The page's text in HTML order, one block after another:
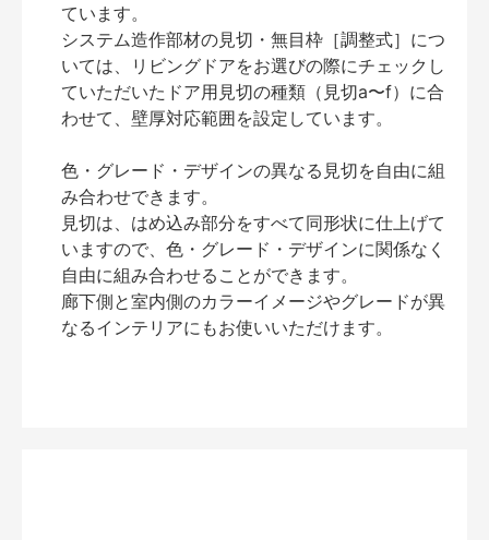
ています。
システム造作部材の見切・無目枠［調整式］につ
いては、リビングドアをお選びの際にチェックし
ていただいたドア用見切の種類（見切a〜f）に合
わせて、壁厚対応範囲を設定しています。
色・グレード・デザインの異なる見切を自由に組
み合わせできます。
見切は、はめ込み部分をすべて同形状に仕上げて
いますので、色・グレード・デザインに関係なく
自由に組み合わせることができます。
廊下側と室内側のカラーイメージやグレードが異
なるインテリアにもお使いいただけます。